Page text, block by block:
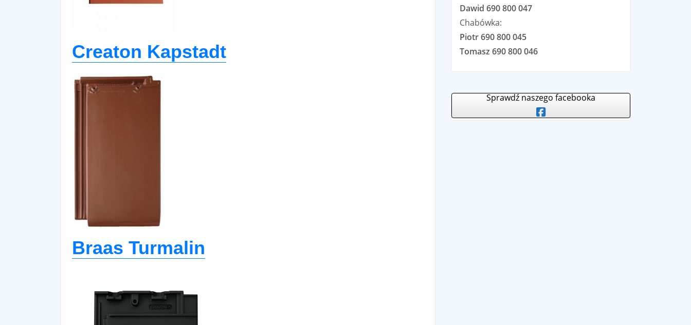
Creaton Kapstadt
Braas Turmalin
Dawid 690 800 047
Chabówka:
Piotr 690 800 045
Tomasz 690 800 046
Sprawdź naszego facebooka